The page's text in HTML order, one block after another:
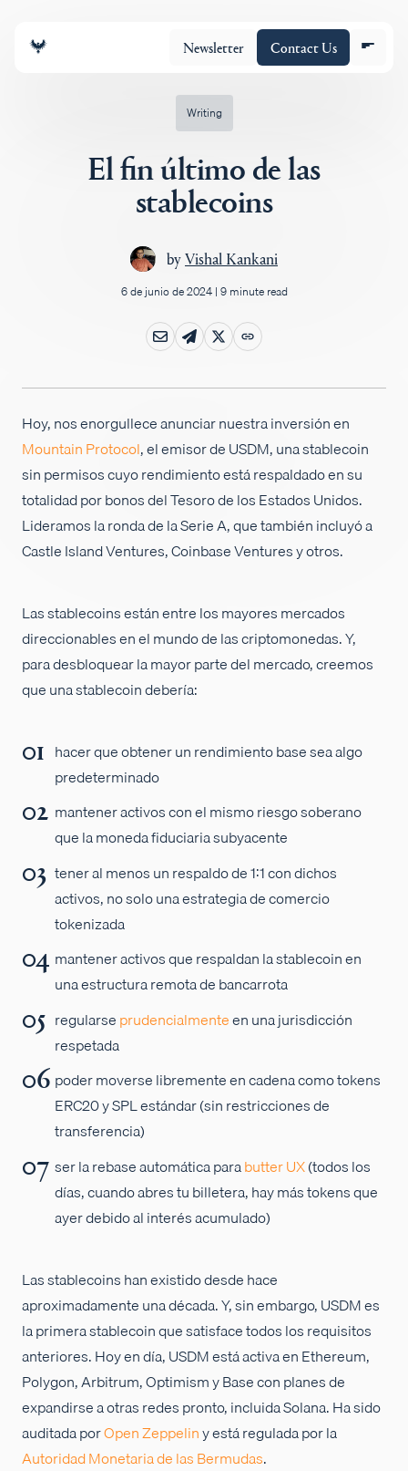
Newsletter Contact Us
Policy
Empleos
Writing
El fin último de las
stablecoins
byVishal Kankani
6 de junio de 2024| 9 minute read
Hoy, nos enorgullece anunciar nuestra inversión en
Mountain Protocol, el emisor de USDM, una stablecoin
sin permisos cuyo rendimiento está respaldado en su
totalidad por bonos del Tesoro de los Estados Unidos.
Lideramos la ronda de la Serie A, que también incluyó a
Castle Island Ventures, Coinbase Ventures y otros.
Las stablecoins están entre los mayores mercados
direccionables en el mundo de las criptomonedas. Y,
para desbloquear la mayor parte del mercado, creemos
que una stablecoin debería:
hacer que obtener un rendimiento base sea algo
predeterminado
mantener activos con el mismo riesgo soberano
que la moneda fiduciaria subyacente
tener al menos un respaldo de 1:1 con dichos
activos, no solo una estrategia de comercio
tokenizada
mantener activos que respaldan la stablecoin en
una estructura remota de bancarrota
regularseprudencialmenteen una jurisdicción
respetada
poder moverse libremente en cadena como tokens
ERC20 y SPL estándar (sin restricciones de
transferencia)
ser la rebase automática parabutter UX(todos los
días, cuando abres tu billetera, hay más tokens que
ayer debido al interés acumulado)
Las stablecoins han existido desde hace
aproximadamente una década. Y, sin embargo, USDM es
la primera stablecoin que satisface todos los requisitos
anteriores. Hoy en día, USDM está activa en Ethereum,
Polygon, Arbitrum, Optimism y Base con planes de
expandirse a otras redes pronto, incluida Solana. Ha sido
auditada porOpen Zeppeliny está regulada por la
Autoridad Monetaria de las Bermudas.